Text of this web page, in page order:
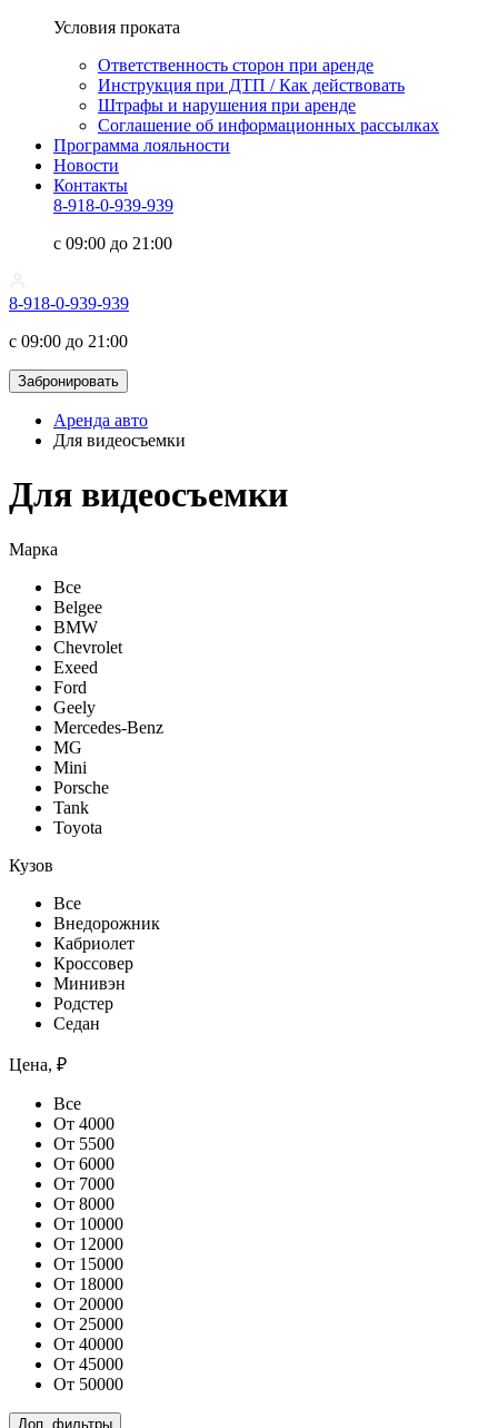
Условия проката
Ответственность сторон при аренде
Инструкция при ДТП / Как действовать
Штрафы и нарушения при аренде
Соглашение об информационных рассылках
Программа лояльности
Новости
Контакты
8-918-0-939-939
с 09:00 до 21:00
8-918-0-939-939
с 09:00 до 21:00
Забронировать
Аренда авто
Для видеосъемки
Для видеосъемки
Марка
Все
Belgee
BMW
Chevrolet
Exeed
Ford
Geely
Mercedes-Benz
MG
Mini
Porsche
Tank
Toyota
Кузов
Все
Внедорожник
Кабриолет
Кроссовер
Минивэн
Родстер
Седан
Цена, ₽
Все
От 4000
От 5500
От 6000
От 7000
От 8000
От 10000
От 12000
От 15000
От 18000
От 20000
От 25000
От 40000
От 45000
От 50000
Доп. фильтры